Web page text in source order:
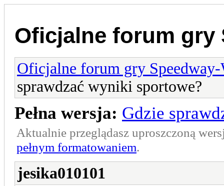
Oficjalne forum gry
Oficjalne forum gry
sprawdzać wyniki sportowe?
Pełna wersja: Gdzie
Aktualnie przeglądasz uproszczoną
pełnym formatowaniem.
jesika010101